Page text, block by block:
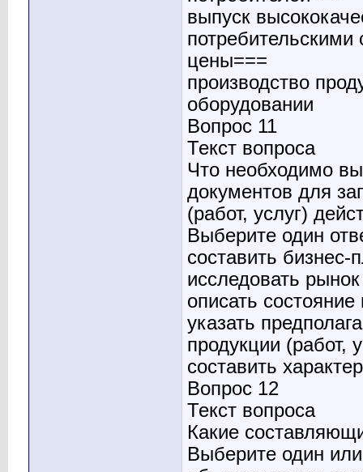
выпуск
цены===
производство
оборудовании
Вопрос 11
Текст вопроса
Что необходимо
документов для
(работ, услуг)
Выберите один
составить бизнес-
исследовать
описать
указать
продукции (работ,
составить
Вопрос 12
Текст вопроса
Какие
Выберите один